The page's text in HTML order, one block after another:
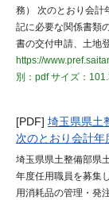
務） 次のとおり会計
記に必要な関係書類
書の交付申請、土地
https://
別：pdfサイズ：
[PDF] 埼玉県県土
次のとおり会計年
埼玉県県土整備部県
年度任用職員を募集
用消耗品の管理・発